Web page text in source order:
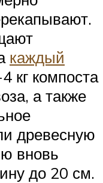
каждый
кг компоста
а также
древесную
вновь
до 20 см.